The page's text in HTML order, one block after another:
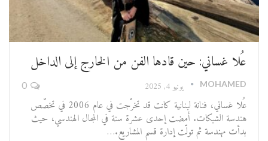
عُلا غساني: حين قادها الفن من الخارج إلى الداخل
MOHAMED يونيو 4, 2025
عُلا غساني، فنانة لبنانية كانت قد تخرّجت في عام 2006 في تخصّص
هندسة الشبكات. أمضت إحدى عشرة سنة في المجال الهندسي، حيث
بدأت مهندسة ثم تولّت إدارة قسم المشاريع.…